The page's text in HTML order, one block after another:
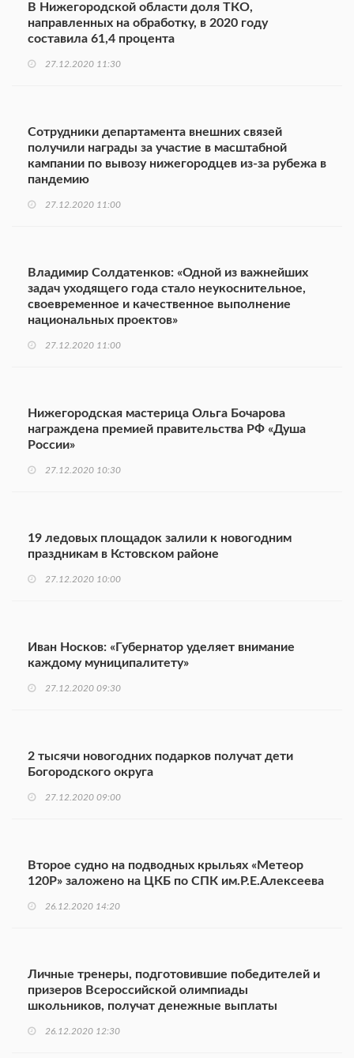
В Нижегородской области доля ТКО,
направленных на обработку, в 2020 году
составила 61,4 процента
27.12.2020 11:30
Сотрудники департамента внешних связей
получили награды за участие в масштабной
кампании по вывозу нижегородцев из-за рубежа в
пандемию
27.12.2020 11:00
Владимир Солдатенков: «Одной из важнейших
задач уходящего года стало неукоснительное,
своевременное и качественное выполнение
национальных проектов»
27.12.2020 11:00
Нижегородская мастерица Ольга Бочарова
награждена премией правительства РФ «Душа
России»
27.12.2020 10:30
19 ледовых площадок залили к новогодним
праздникам в Кстовском районе
27.12.2020 10:00
Иван Носков: «Губернатор уделяет внимание
каждому муниципалитету»
27.12.2020 09:30
2 тысячи новогодних подарков получат дети
Богородского округа
27.12.2020 09:00
Второе судно на подводных крыльях «Метеор
120Р» заложено на ЦКБ по СПК им.Р.Е.Алексеева
26.12.2020 14:20
Личные тренеры, подготовившие победителей и
призеров Всероссийской олимпиады
школьников, получат денежные выплаты
26.12.2020 12:30